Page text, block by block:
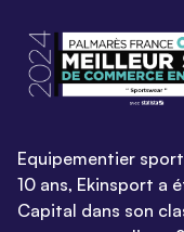
Equipementier
10 ans, Ekinsport a
Capital dans son